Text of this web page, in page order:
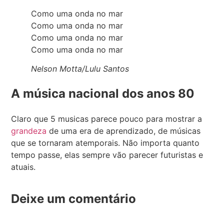
Como uma onda no mar
Como uma onda no mar
Como uma onda no mar
Como uma onda no mar
Nelson Motta/Lulu Santos
A música nacional dos anos 80
Claro que 5 musicas parece pouco para mostrar a
grandezade uma era de aprendizado, de músicas
que se tornaram atemporais. Não importa quanto
tempo passe, elas sempre vão parecer futuristas e
atuais.
Deixe um comentário